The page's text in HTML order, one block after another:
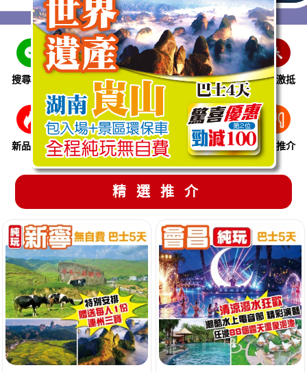
搜尋線路 跨省巴士 即時特惠 休閒娛樂 會員激抵
新品推介 季節限定 溫泉養生 買一送一 美食推介
精選推介